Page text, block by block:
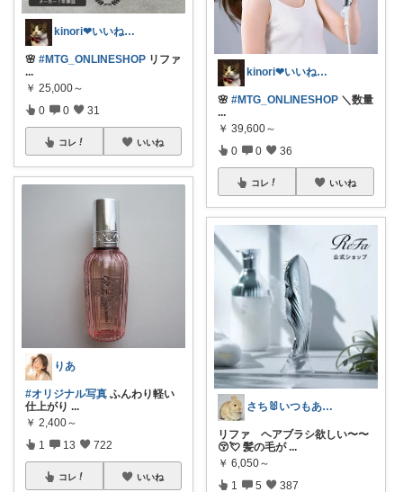
kinori❤︎いいねご購入感謝です💝
🌸 #MTG_ONLINESHOP リファ
...
￥ 25,000～
0 0 31
コレ いいね
りあ
#オリジナル写真 ふんわり軽い
仕上がり ...
￥ 2,400～
1 13 722
コレ いいね
kinori❤︎いいねご購入感謝です💝
🌸 #MTG_ONLINESHOP ＼数量
...
￥ 39,600～
0 0 36
コレ いいね
さち🐰いつもありがとう❣️
リファ ヘアブラシ欲しい〜〜
😚💘 髪の毛が ...
￥ 6,050～
1 5 387